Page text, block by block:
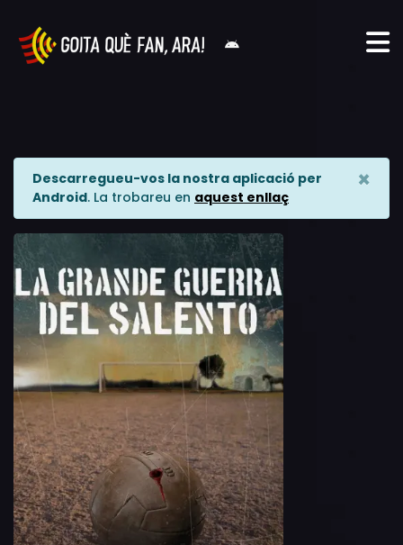
Descarregueu-vos la nostra aplicació per
Android. La trobareu en aquest enllaç
×